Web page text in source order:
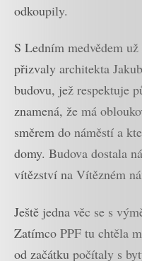
odkoupily.
S Ledním medvědem
přizvaly architekta
budovu, jež respektuje
znamená, že má
směrem do náměstí a
domy. Budova dostala
vítězství na Vítězném
Ještě jedna věc se s
Zatímco PPF tu chtěla
od začátku počítaly s